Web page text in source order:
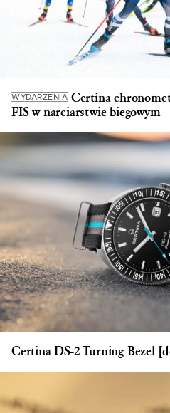
WYDARZENIA Certina
FIS w narciarstwie biegowym
Certina DS-2 Turning Bezel